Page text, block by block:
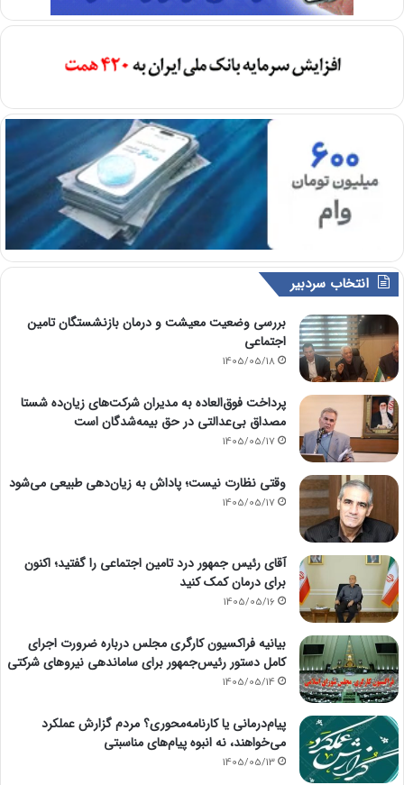
انتخاب سردبیر
بررسی وضعیت معیشت و درمان بازنشستگان تامین
اجتماعی
1405/05/18
پرداخت فوق‌العاده به مدیران شرکت‌های زیان‌ده شستا
مصداق بی‌عدالتی در حق بیمه‌شدگان است
1405/05/17
وقتی نظارت نیست؛ پاداش به زیان‌دهی طبیعی می‌شود
1405/05/17
آقای رئیس جمهور درد تامین اجتماعی را گفتید؛ اکنون
برای درمان کمک کنید
1405/05/16
بیانیه فراکسیون کارگری مجلس درباره ضرورت اجرای
کامل دستور رئیس‌جمهور برای ساماندهی نیروهای شرکتی
1405/05/14
پیام‌درمانی یا کارنامه‌محوری؟ مردم گزارش عملکرد
می‌خواهند، نه انبوه پیام‌های مناسبتی
1405/05/13